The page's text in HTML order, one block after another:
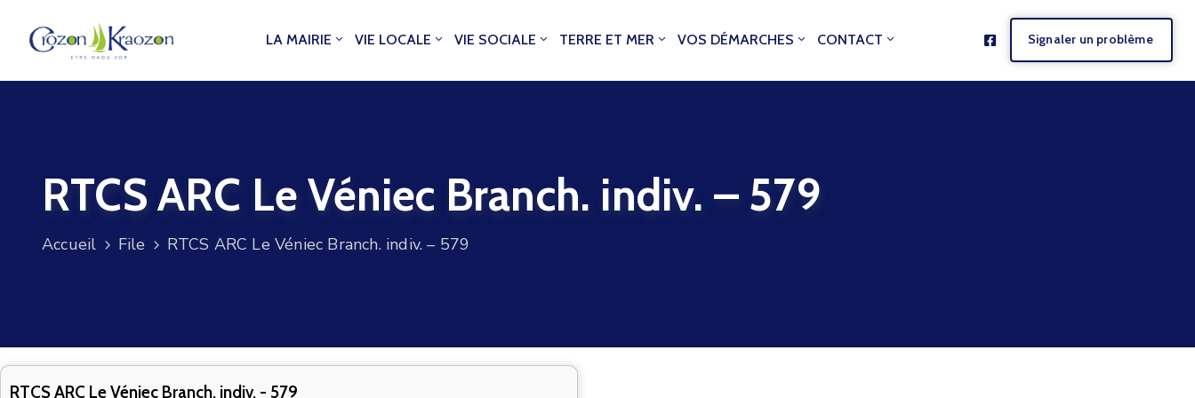
LA MAIRIE VIE LOCALE VIE SOCIALE TERRE ET MER VOS DÉMARCHES CONTACT Signaler un problème
RTCS ARC Le Véniec Branch. indiv. – 579
Accueil File RTCS ARC Le Véniec Branch. indiv. – 579
RTCS ARC Le Véniec Branch. indiv. - 579